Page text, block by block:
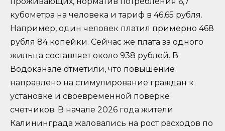
кубометра на человека и тариф в 46,65 рубля.
Например, один человек платил примерно 468
рубля 84 копейки. Сейчас же плата за одного
жильца составляет около 938 рублей. В
Водоканале отметили, что повышение
направлено на стимулирование граждан к
установке и своевременной поверке
счетчиков. В начале 2026 года жители
Калининграда жаловались на рост расходов по